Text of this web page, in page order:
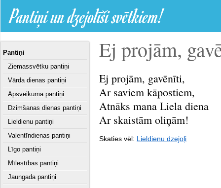
Pantiņi un dzejolīši svētkiem!
Pantiņi
Ziemassvētku pantiņi
Vārda dienas pantiņi
Apsveikuma pantiņi
Dzimšanas dienas pantiņi
Lieldienu pantiņi
Valentīndienas pantiņi
Līgo pantiņi
Mīlestības pantiņi
Jaungada pantiņi
Ej projām,
Ej projām, gavēnīti,
Ar saviem kāpostiem,
Atnāks mana Liela diena
Ar skaistām oliņām!
Skaties vēl: Lieldienu dzejoļi